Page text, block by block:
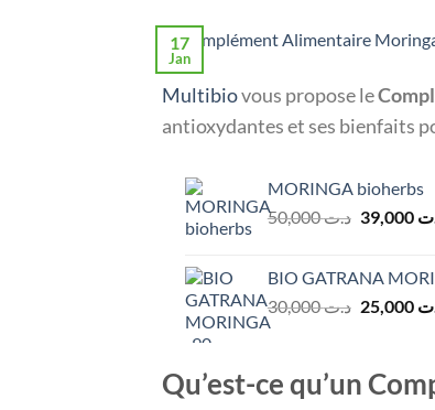
17
Jan
Multibiovous propose le
antioxydantes et ses bienfaits
MORINGA bioherbs
د.ت50,000
Le
était :
39,000
BIO GATRANA
د.ت30,000
Le
était :
25,000
Qu’est-ce qu’un